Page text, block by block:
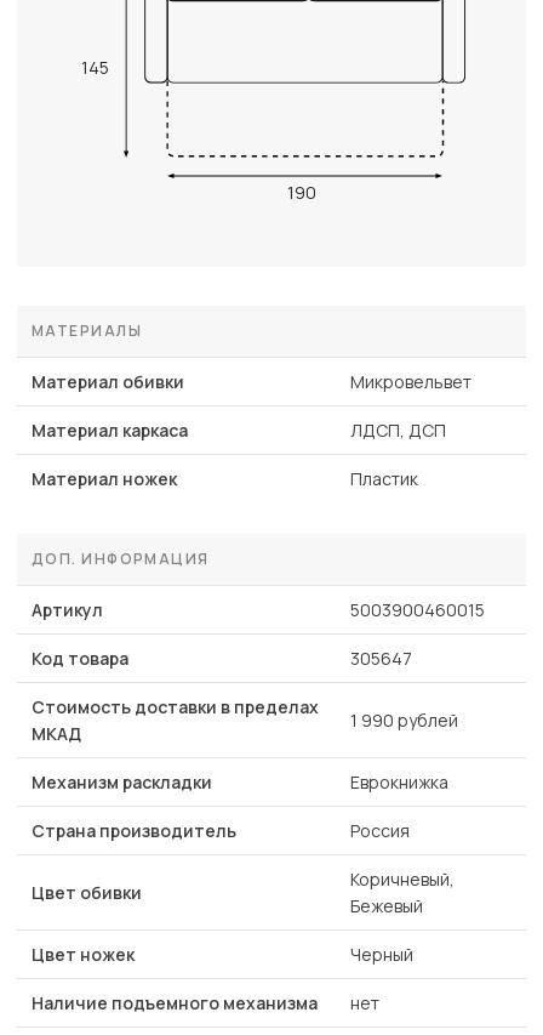
145
190
МАТЕРИАЛЫ
Материал обивки Микровельвет
Материал каркаса ЛДСП, ДСП
Материал ножек Пластик
ДОП. ИНФОРМАЦИЯ
Артикул 5003900460015
Код товара 305647
Стоимость доставки в пределах
МКАД
1 990 рублей
Механизм раскладки Еврокнижка
Страна производитель Россия
Цвет обивки
Коричневый,
Бежевый
Цвет ножек Черный
Наличие подъемного механизма нет